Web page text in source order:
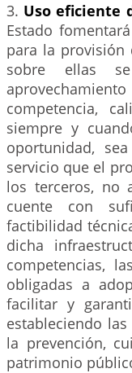
3. Uso eficiente
Estado
para la provisión
sobre ellas
competencia,
siempre y
oportunidad,
servicio que el
los terceros, no
cuente con
factibilidad
dicha
competencias,
obligadas a
facilitar y
estableciendo
la prevención,
patrimonio